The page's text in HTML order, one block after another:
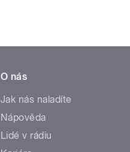
O nás
Jak nás naladíte
Nápověda
Lidé v rádiu